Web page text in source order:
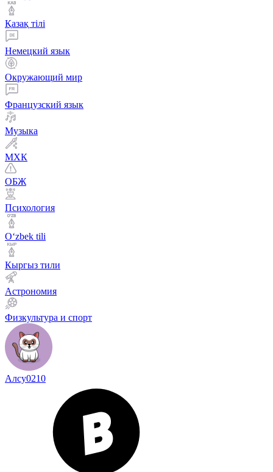
Қазақ тiлi
Немецкий язык
Окружающий мир
Французский язык
Музыка
МХК
ОБЖ
Психология
Оʻzbek tili
Кыргыз тили
Астрономия
Физкультура и спорт
Алсу0210